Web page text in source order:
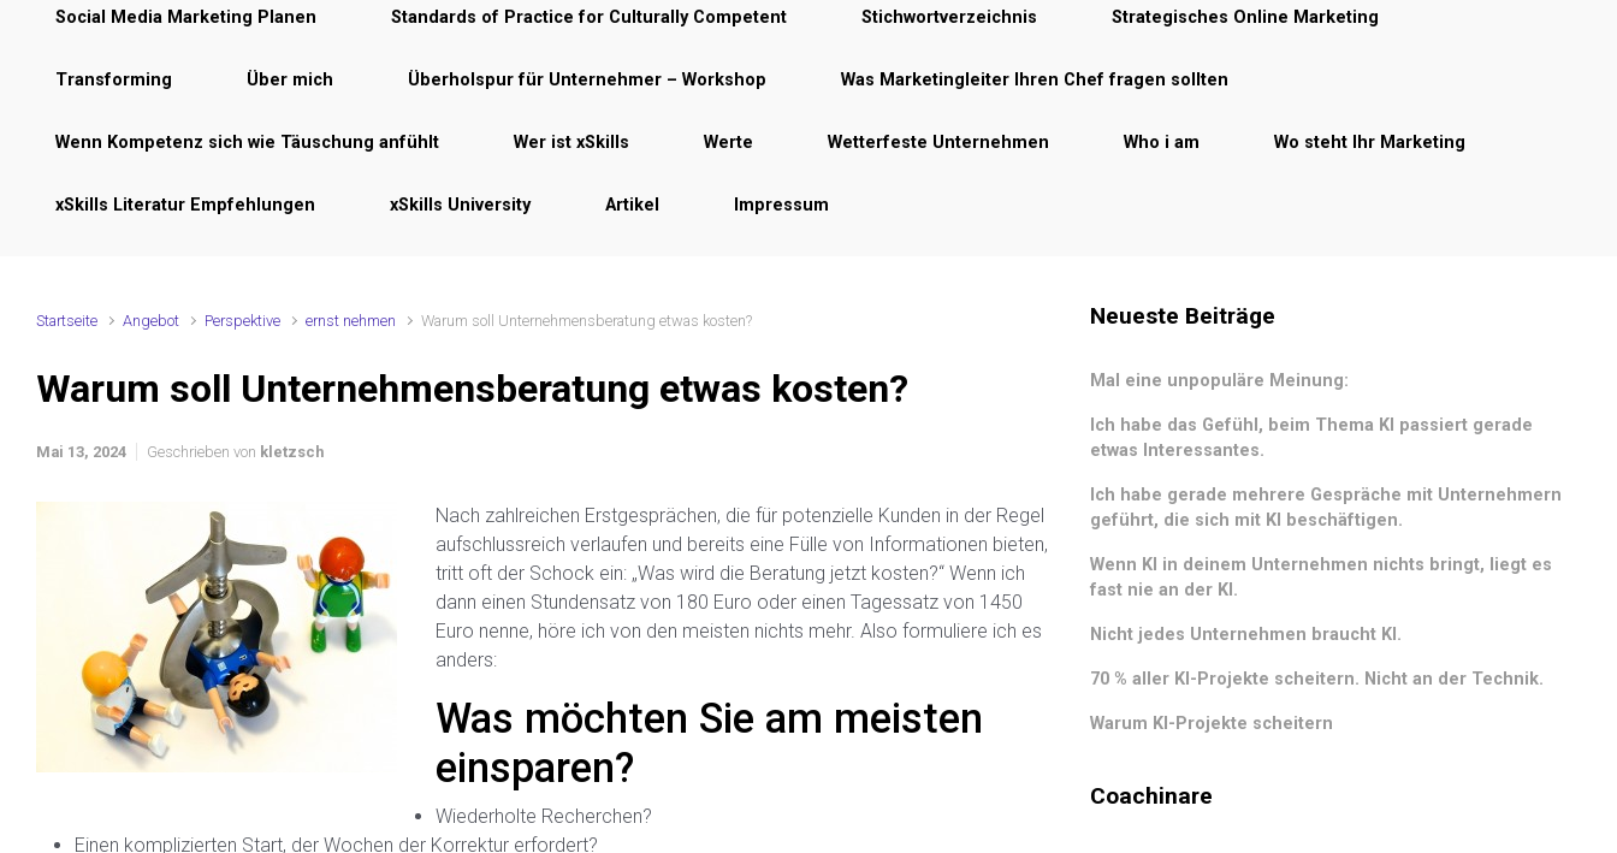
Social Media Marketing Planen Standards of Practice for Culturally Competent Stichwortverzeichnis Strategisches Online Marketing
Transforming Über mich Überholspur für Unternehmer – Workshop Was Marketingleiter Ihren Chef fragen sollten
Wenn Kompetenz sich wie Täuschung anfühlt Wer ist xSkills Werte Wetterfeste Unternehmen Who i am Wo steht Ihr Marketing
xSkills Literatur Empfehlungen xSkills University Artikel Impressum
Startseite Angebot Perspektive ernst nehmen Warum soll Unternehmensberatung etwas kosten?
Warum soll Unternehmensberatung etwas kosten?
Mai 13, 2024 Geschrieben von kletzsch
Nach zahlreichen Erstgesprächen, die für potenzielle Kunden in der Regel
aufschlussreich verlaufen und bereits eine Fülle von Informationen bieten,
tritt oft der Schock ein: „Was wird die Beratung jetzt kosten?“ Wenn ich
dann einen Stundensatz von 180 Euro oder einen Tagessatz von 1450
Euro nenne, höre ich von den meisten nichts mehr. Also formuliere ich es
anders:
Was möchten Sie am meisten
einsparen?
Wiederholte Recherchen?
Einen komplizierten Start, der Wochen der Korrektur erfordert?
Neueste Beiträge
Mal eine unpopuläre Meinung:
Ich habe das Gefühl, beim Thema KI passiert gerade
etwas Interessantes.
Ich habe gerade mehrere Gespräche mit Unternehmern
geführt, die sich mit KI beschäftigen.
Wenn KI in deinem Unternehmen nichts bringt, liegt es
fast nie an der KI.
Nicht jedes Unternehmen braucht KI.
70 % aller KI-Projekte scheitern. Nicht an der Technik.
Warum KI-Projekte scheitern
Coachinare